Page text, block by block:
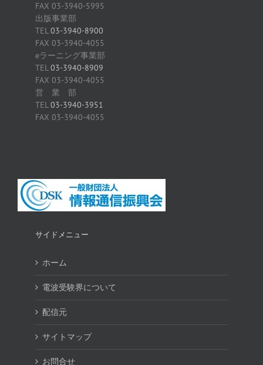
FAX 03-3940-5995
出版事業部
TEL03-3940-8900
FAX 03-3940-4055
eラーニング事業部
TEL03-3940-8909
FAX 03-3940-4055
営 業 部
TEL03-3940-3951
FAX 03-3940-4055
サイドメニュー
ホーム
電波受験界について
配信元
サイトマップ
お問合せ